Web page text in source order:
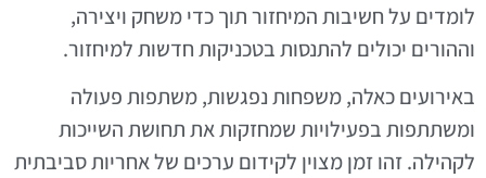
לומדים על חשיבות המיחזור תוך כדי משחק ויצירה,
וההורים יכולים להתנסות בטכניקות חדשות למיחזור.
באירועים כאלה, משפחות נפגשות, משתפות פעולה
ומשתתפות בפעילויות שמחזקות את תחושת השייכות
לקהילה. זהו זמן מצוין לקידום ערכים של אחריות סביבתית